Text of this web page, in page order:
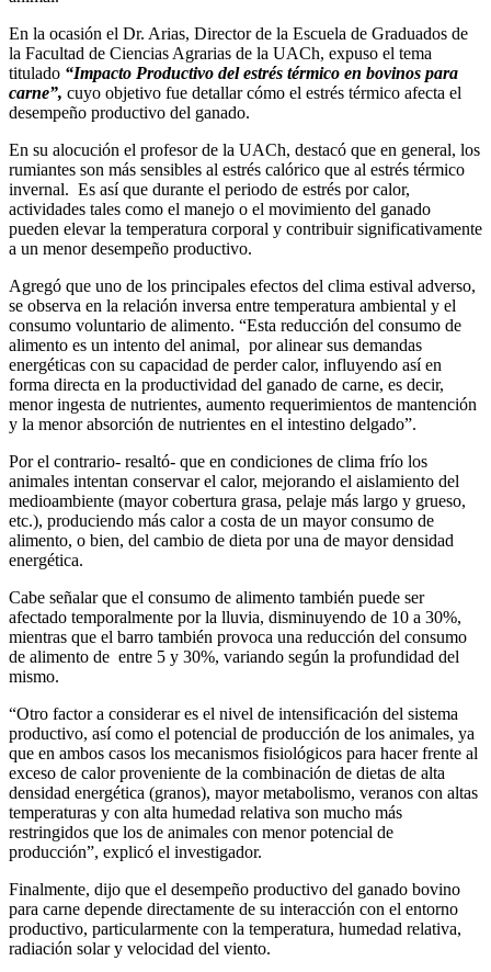
En la ocasión el Dr. Arias, Director de la Escuela de Graduados de
la Facultad de Ciencias Agrarias de la UACh, expuso el tema
titulado “Impacto Productivo del estrés térmico en bovinos para
carne”, cuyo objetivo fue detallar cómo el estrés térmico afecta el
desempeño productivo del ganado.
En su alocución el profesor de la UACh, destacó que en general, los
rumiantes son más sensibles al estrés calórico que al estrés térmico
invernal. Es así que durante el periodo de estrés por calor,
actividades tales como el manejo o el movimiento del ganado
pueden elevar la temperatura corporal y contribuir significativamente
a un menor desempeño productivo.
Agregó que uno de los principales efectos del clima estival adverso,
se observa en la relación inversa entre temperatura ambiental y el
consumo voluntario de alimento. “Esta reducción del consumo de
alimento es un intento del animal, por alinear sus demandas
energéticas con su capacidad de perder calor, influyendo así en
forma directa en la productividad del ganado de carne, es decir,
menor ingesta de nutrientes, aumento requerimientos de mantención
y la menor absorción de nutrientes en el intestino delgado”.
Por el contrario- resaltó- que en condiciones de clima frío los
animales intentan conservar el calor, mejorando el aislamiento del
medioambiente (mayor cobertura grasa, pelaje más largo y grueso,
etc.), produciendo más calor a costa de un mayor consumo de
alimento, o bien, del cambio de dieta por una de mayor densidad
energética.
Cabe señalar que el consumo de alimento también puede ser
afectado temporalmente por la lluvia, disminuyendo de 10 a 30%,
mientras que el barro también provoca una reducción del consumo
de alimento de entre 5 y 30%, variando según la profundidad del
mismo.
“Otro factor a considerar es el nivel de intensificación del sistema
productivo, así como el potencial de producción de los animales, ya
que en ambos casos los mecanismos fisiológicos para hacer frente al
exceso de calor proveniente de la combinación de dietas de alta
densidad energética (granos), mayor metabolismo, veranos con altas
temperaturas y con alta humedad relativa son mucho más
restringidos que los de animales con menor potencial de
producción”, explicó el investigador.
Finalmente, dijo que el desempeño productivo del ganado bovino
para carne depende directamente de su interacción con el entorno
productivo, particularmente con la temperatura, humedad relativa,
radiación solar y velocidad del viento.